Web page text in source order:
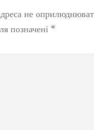
не
позначені *